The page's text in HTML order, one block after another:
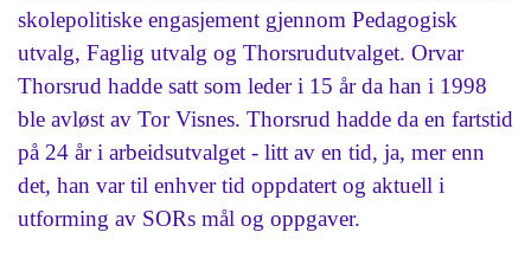
skolepolitiske engasjement gjennom Pedagogisk
utvalg, Faglig utvalg og Thorsrudutvalget. Orvar
Thorsrud hadde satt som leder i 15 år da han i 1998
ble avløst av Tor Visnes. Thorsrud hadde da en fartstid
på 24 år i arbeidsutvalget - litt av en tid, ja, mer enn
det, han var til enhver tid oppdatert og aktuell i
utforming av SORs mål og oppgaver.